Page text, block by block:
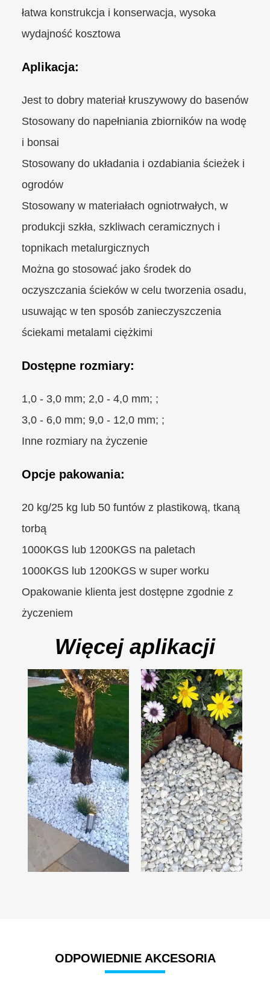
łatwa konstrukcja i konserwacja, wysoka
wydajność kosztowa
Aplikacja:
Jest to dobry materiał kruszywowy do basenów
Stosowany do napełniania zbiorników na wodę
i bonsai
Stosowany do układania i ozdabiania ścieżek i
ogrodów
Stosowany w materiałach ogniotrwałych, w
produkcji szkła, szkliwach ceramicznych i
topnikach metalurgicznych
Można go stosować jako środek do
oczyszczania ścieków w celu tworzenia osadu,
usuwając w ten sposób zanieczyszczenia
ściekami metalami ciężkimi
Dostępne rozmiary:
1,0 - 3,0 mm; 2,0 - 4,0 mm; ;
3,0 - 6,0 mm; 9,0 - 12,0 mm; ;
Inne rozmiary na życzenie
Opcje pakowania:
20 kg/25 kg lub 50 funtów z plastikową, tkaną
torbą
1000KGS lub 1200KGS na paletach
1000KGS lub 1200KGS w super worku
Opakowanie klienta jest dostępne zgodnie z
życzeniem
Więcej aplikacji
ODPOWIEDNIE AKCESORIA